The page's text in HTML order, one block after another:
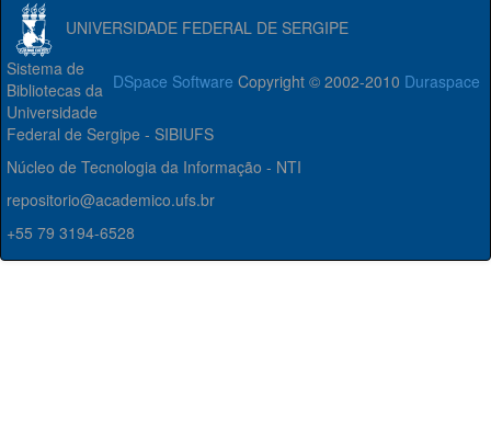
UNIVERSIDADE FEDERAL DE SERGIPE
DSpace Software Copyright © 2002-2010 Duraspace
Sistema de
Bibliotecas da
Universidade
Federal de Sergipe - SIBIUFS
Núcleo de Tecnologia da Informação - NTI
repositorio@academico.ufs.br
+55 79 3194-6528